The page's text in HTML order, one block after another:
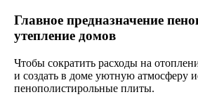
Главное предназначение
утепление домов
Чтобы сократить расходы на
и создать в доме уютную атмосферу
пенополистирольные плиты.